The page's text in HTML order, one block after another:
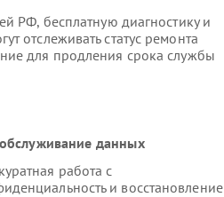
РФ, бесплатную диагностику и
отслеживать статус ремонта
для продления срока службы
данных
работа с
и восстановление